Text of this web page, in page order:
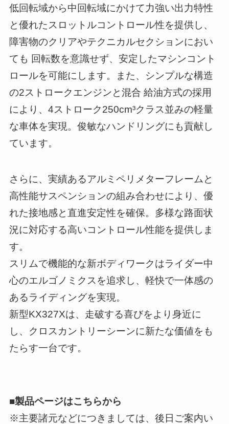
低回転域から中回転域にかけて力強い出力特性
と優れたスロットルコントロール性を提供し、
障害物のクリアやテクニカルセクションにおい
ても 回転数を意識せず、安定したマシンコント
ロールを可能にします。また、シンプルな構造
の2ストロークエンジンと混合 給油方式の採用
により、4ストローク250cm³クラス並みの軽量
な車体を実現。俊敏なハンドリングにも貢献し
ています。
さらに、実績あるアルミペリメターフレームと
高性能サスペンションの組み合わせにより、優
れた接地感と直進安定性を確保。多様な路面状
況に対応する高いコントロール性能を提供しま
す。
スリムで機能的な新ボディワークはライダー中
心のエルゴノミクスを追求し、軽快で一体感の
あるライディングを実現。
新型KX327Xは、走破する喜びをより身近に
し、クロスカントリーシーンに新たな価値をも
たらす一台です。
■製品ページはこちらから
※主要諸元などにつきましては、後日ご案内い